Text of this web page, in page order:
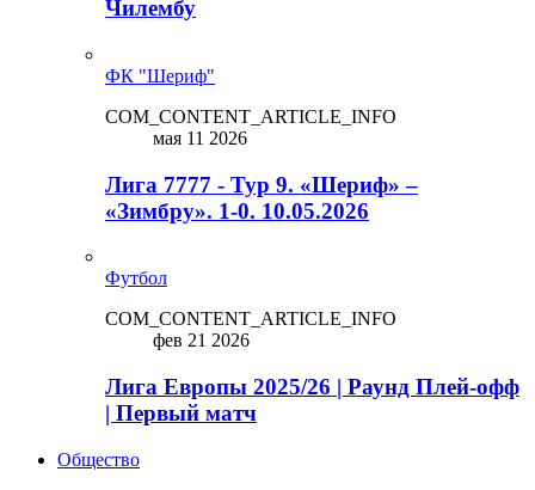
Чилембу
ФК "Шериф"
COM_CONTENT_ARTICLE_INFO
мая 11 2026
Лига 7777 - Тур 9. «Шериф» –
«Зимбру». 1-0. 10.05.2026
Футбол
COM_CONTENT_ARTICLE_INFO
фев 21 2026
Лига Европы 2025/26 | Раунд Плей-офф
| Первый матч
Общество